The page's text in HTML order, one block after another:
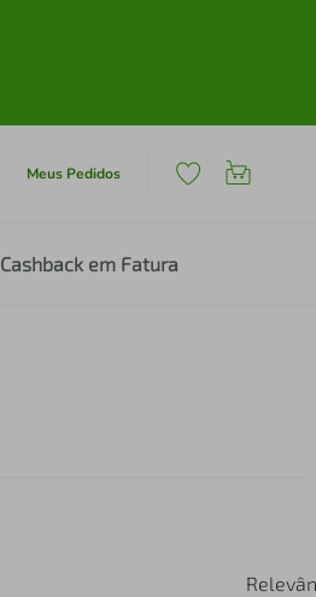
Meus Pedidos
Cashback em Fatura